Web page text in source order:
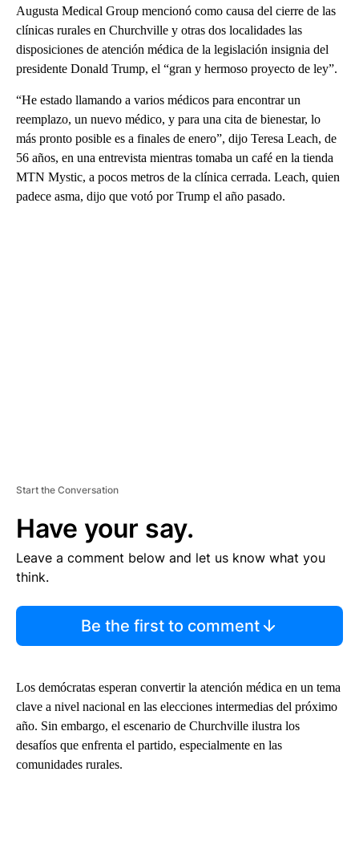
Augusta Medical Group mencionó como causa del cierre de las
clínicas rurales en Churchville y otras dos localidades las
disposiciones de atención médica de la legislación insignia del
presidente Donald Trump, el “gran y hermoso proyecto de ley”.
“He estado llamando a varios médicos para encontrar un
reemplazo, un nuevo médico, y para una cita de bienestar, lo
más pronto posible es a finales de enero”, dijo Teresa Leach, de
56 años, en una entrevista mientras tomaba un café en la tienda
MTN Mystic, a pocos metros de la clínica cerrada. Leach, quien
padece asma, dijo que votó por Trump el año pasado.
Start the Conversation
Have your say.
Leave a comment below and let us know what you
think.
Be the first to comment
Los demócratas esperan convertir la atención médica en un tema
clave a nivel nacional en las elecciones intermedias del próximo
año. Sin embargo, el escenario de Churchville ilustra los
desafíos que enfrenta el partido, especialmente en las
comunidades rurales.